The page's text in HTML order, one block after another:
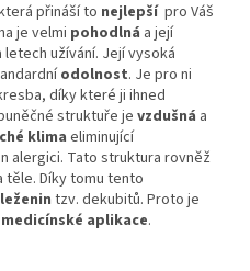
přináší to nejlepší pro Váš
je velmi pohodlná a její
letech užívání. Její vysoká
odolnost. Je pro ni
díky které ji ihned
struktuře je vzdušná a
klimaeliminující
alergici. Tato struktura rovněž
těle. Díky tomu tento
tzv. dekubitů. Proto je
medicínské aplikace.